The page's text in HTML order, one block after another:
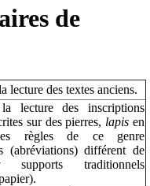
de
lecture des textes anciens.
lecture des inscriptions
sur des pierres, lapis en
règles de ce genre
(abréviations) différent de
traditionnels